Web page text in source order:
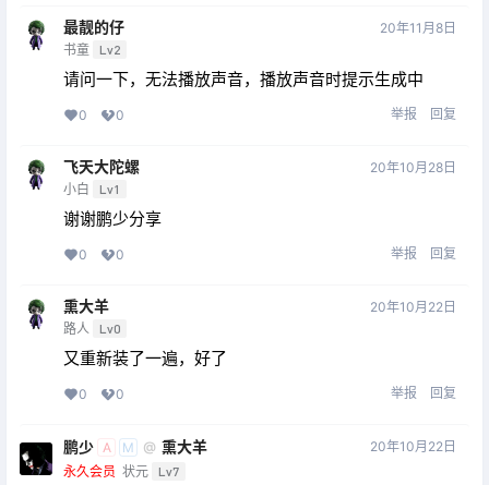
最靓的仔
书童 Lv2
20年11月8日
请问一下，无法播放声音，播放声音时提示生成中
0 0 举报 回复
飞天大陀螺
小白 Lv1
20年10月28日
谢谢鹏少分享
0 0 举报 回复
熏大羊
路人 Lv0
20年10月22日
又重新装了一遍，好了
0 0 举报 回复
鹏少 A M @ 熏大羊
永久会员 状元 Lv7
20年10月22日